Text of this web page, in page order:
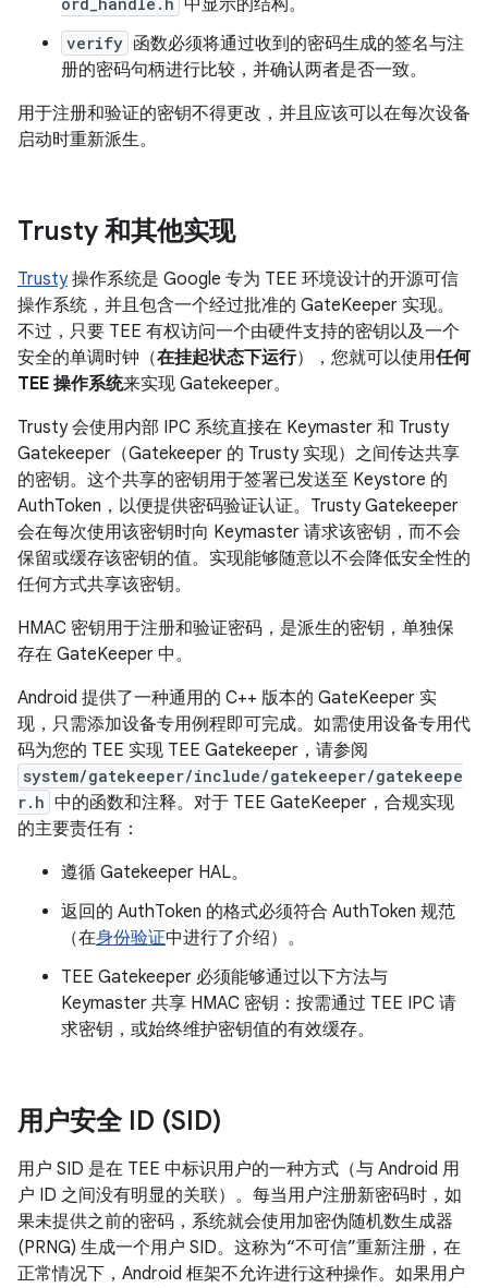
中显示的结构。
verify 函数必须将通过收到的密码生成的签名与注
册的密码句柄进行比较，并确认两者是否一致。
用于注册和验证的密钥不得更改，并且应该可以在每次设备
启动时重新派生。
Trusty 和其他实现
Trusty操作系统是 Google 专为 TEE 环境设计的开源可信
操作系统，并且包含一个经过批准的 GateKeeper 实现。
不过，只要 TEE 有权访问一个由硬件支持的密钥以及一个
安全的单调时钟（在挂起状态下运行），您就可以使用任何
TEE 操作系统来实现 Gatekeeper。
Trusty 会使用内部 IPC 系统直接在 Keymaster 和 Trusty
Gatekeeper（Gatekeeper 的 Trusty 实现）之间传达共享
的密钥。 这个共享的密钥用于签署已发送至 Keystore 的
AuthToken，以便提供密码验证认证。Trusty Gatekeeper
会在每次使用该密钥时向 Keymaster 请求该密钥，而不会
保留或缓存该密钥的值。实现能够随意以不会降低安全性的
任何方式共享该密钥。
HMAC 密钥用于注册和验证密码，是派生的密钥，单独保
存在 GateKeeper 中。
Android 提供了一种通用的 C++ 版本的 GateKeeper 实
现，只需添加设备专用例程即可完成。如需使用设备专用代
码为您的 TEE 实现 TEE Gatekeeper，请参阅
system/gatekeeper/include/gatekeeper/gatekeepe
r.h 中的函数和注释。对于 TEE GateKeeper，合规实现
的主要责任有：
遵循 Gatekeeper HAL。
返回的 AuthToken 的格式必须符合 AuthToken 规范
（在身份验证中进行了介绍）。
TEE Gatekeeper 必须能够通过以下方法与
Keymaster 共享 HMAC 密钥：按需通过 TEE IPC 请
求密钥，或始终维护密钥值的有效缓存。
用户安全 ID (SID)
用户 SID 是在 TEE 中标识用户的一种方式（与 Android 用
户 ID 之间没有明显的关联）。每当用户注册新密码时，如
果未提供之前的密码，系统就会使用加密伪随机数生成器
(PRNG) 生成一个用户 SID。这称为“不可信”重新注册，在
正常情况下，Android 框架不允许进行这种操作。 如果用户